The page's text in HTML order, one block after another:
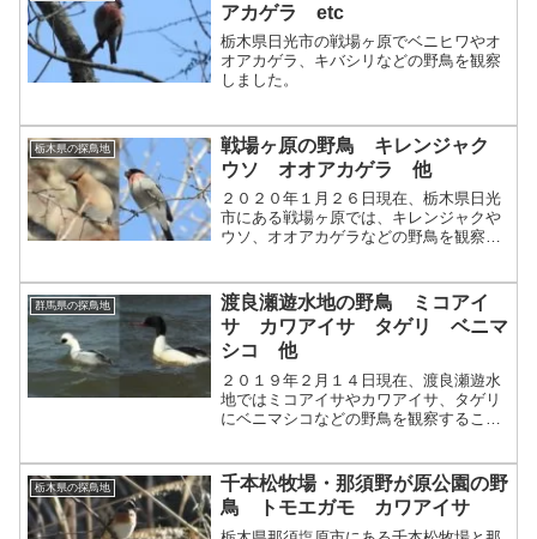
アカゲラ etc
栃木県日光市の戦場ヶ原でベニヒワやオ
オアカゲラ、キバシリなどの野鳥を観察
しました。
栃木県の探鳥地
戦場ヶ原の野鳥 キレンジャク
ウソ オオアカゲラ 他
２０２０年１月２６日現在、栃木県日光
市にある戦場ヶ原では、キレンジャクや
ウソ、オオアカゲラなどの野鳥を観察す
群馬県の探鳥地
渡良瀬遊水地の野鳥 ミコアイ
サ カワアイサ タゲリ ベニマ
シコ 他
２０１９年２月１４日現在、渡良瀬遊水
地ではミコアイサやカワアイサ、タゲリ
にベニマシコなどの野鳥を観察すること
栃木県の探鳥地
千本松牧場・那須野が原公園の野
鳥 トモエガモ カワアイサ